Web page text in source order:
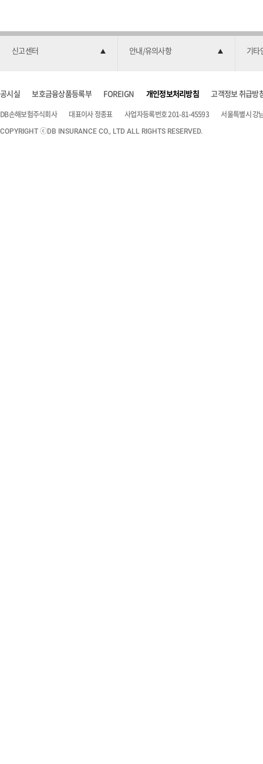
신고센터 안내/유의사항 기타
공시실 보호금융상품등록부 FOREIGN 개인정보처리방침 고객정보 취급방
DB손해보험주식회사 대표이사 정종표 사업자등록번호 201-81-45593 서울특별시 강
COPYRIGHT ⓒDB INSURANCE CO., LTD ALL RIGHTS RESERVED.